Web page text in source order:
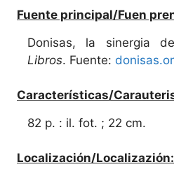
Fuente principal/Fuen
Donisas, la sinergia
Libros. Fuente:
Características/
82 p. : il. fot. ; 22 cm.
Localización/Localizazión: